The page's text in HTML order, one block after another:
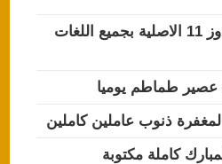
تحميل احدث نسخ ويندوز 11 الاصلية بجميع اللغات
عصير طماطم يوميا
ذنوب عاملين كاملين
كاملة مكتوبة